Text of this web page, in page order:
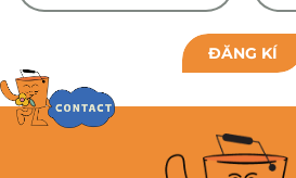
ĐĂNG KÍ